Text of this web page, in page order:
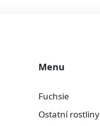
Menu
Fuchsie
Ostatní rostliny